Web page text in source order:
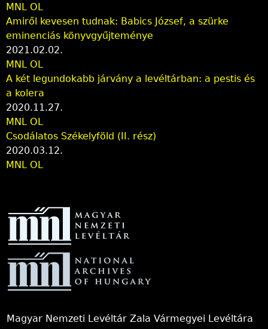
MNL OL
Amiről kevesen tudnak: Babics József, a szürke
eminenciás könyvgyűjteménye
2021.02.02.
MNL OL
A két legundokabb járvány a levéltárban: a pestis és
a kolera
2020.11.27.
MNL OL
Csodálatos Székelyföld (II. rész)
2020.03.12.
MNL OL
Magyar Nemzeti Levéltár Zala Vármegyei Levéltára